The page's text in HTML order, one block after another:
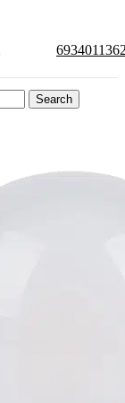
Search